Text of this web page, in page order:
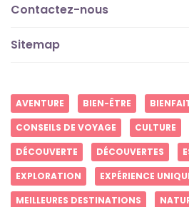
Contactez-nous
Sitemap
AVENTURE BIEN-ÊTRE
CONSEILS DE VOYAGE
CULTURE
DÉCOUVERTE
DÉCOUVERTES
EXPLORATION
EXPÉRIENCE
MEILLEURES DESTINATIONS